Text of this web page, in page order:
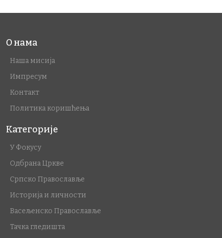
О нама
Наша мисија
Импресум
Контакт
Политика коришћења
Категорије
У Фокусу
Одбрана Цркве
Српско Православље
Историја и личности
Васељенско Православље
Тачка гледишта